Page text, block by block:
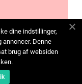
dine indstillinger,
Denne
brug af websiden